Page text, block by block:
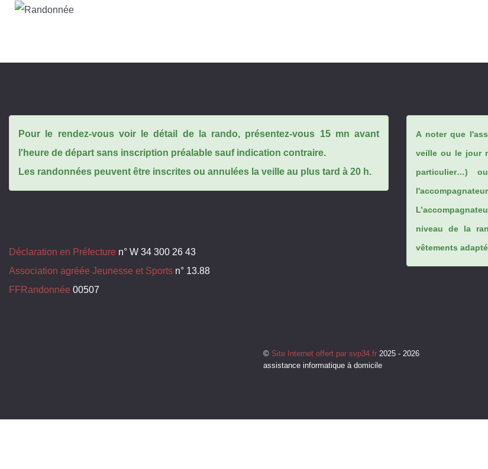
Pour le rendez-vous voir le détail de la rando, présentez-vous 15 mn avant
l'heure de départ sans inscription préalable sauf indication contraire.
Les randonnées peuvent être inscrites ou annulées la veille au plus tard à 20 h.
Déclaration en Préfecture n° W 34 300 26 43
Association agréée Jeunesse et Sports n° 13.88
FFRandonnée 00507
A noter que
veille ou le jour
particulier…)
niveau de la
vêtements
© Site Internet offert par svp34.fr 2025 - 2026
assistance informatique à domicile